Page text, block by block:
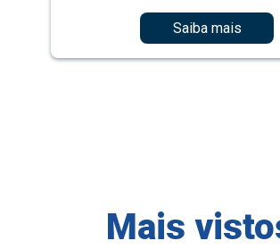
Saiba mais
Mais